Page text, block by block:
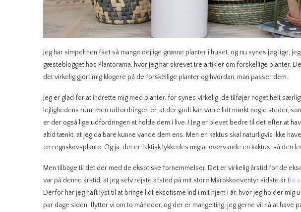
Jeg har simpelthen fået så mange dejlige grønne planter i huset, og nu synes jeg lige,
gæsteblogget hos Plantorama, hvor jeg har skrevet tre artikler om forskellige planter.
det virkelig gjort mig klogere på de forskellige planter og hvordan, man passer dem.
Jeg er glad for at indrette mig med planter, for synes virkelig, de tilføjer noget helt
lejlighedens rum, men udfordringen er, at der godt kan være lidt mørkt nogle steder,
er der også lige udfordringen at holde dem i live..! Jeg er blevet bedre til det efter at
altid tænkt, at jeg da bare kunne vande dem ens. Men en kaktus skal naturligvis ikke
en regnskovsplante. Og ja, det er faktisk lykkedes mig at overvande en kaktus, så den
Men tilbage til det der med de eksotiske fornemmelser. Det er virkelig årstid for de
var på denne årstid, at jeg selv rejste afsted på mit store Marokkoeventyr sidste år (
Derfor har jeg haft lyst til at bringe lidt eksotisme ind i mit hjem i år, hvor jeg holder
par dage siden, flytter vi om to måneder, og der er mange ting, jeg gerne vil nå at have